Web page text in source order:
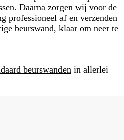
Daarna zorgen wij voor de
professioneel af en verzenden
beurswand, klaar om neer te
beurswanden in allerlei